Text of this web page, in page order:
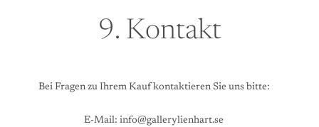
9. Kontakt
Bei Fragen zu Ihrem Kauf kontaktieren Sie uns bitte:
E-Mail: info@gallerylienhart.se